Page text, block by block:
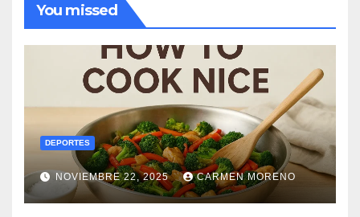
You missed
DEPORTES
NOVIEMBRE 22, 2025 CARMEN MORENO